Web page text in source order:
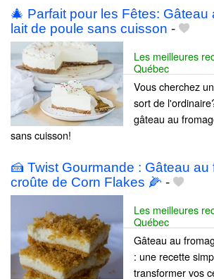
🎄 Parfait pour les Fêtes: Gâteau
lait de poule sans cuisson -
Les meilleures
Québec
Vous cherchez
sort de
gâteau au
sans cuisson!
🍰 Twist Gourmande : Gâteau au
croûte de Corn Flakes 🌽 -
Les meilleures
Québec
Gâteau au
: une recette
transformer vos